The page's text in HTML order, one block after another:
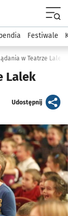
Kultura
Festiwale
w Teatrze Lalek
Lalek
Udostępnijartykuł